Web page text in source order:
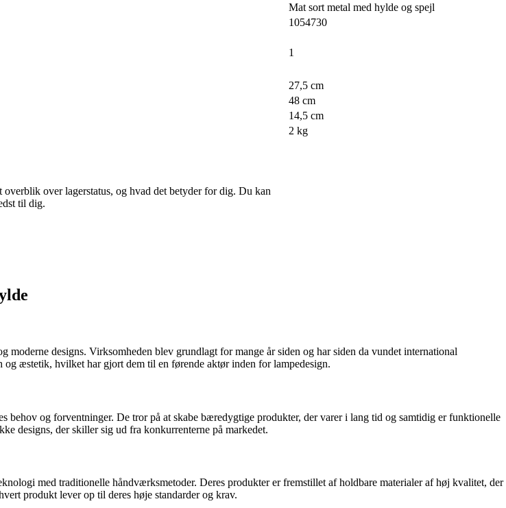
Mat sort metal med hylde og spejl
1054730
1
27,5 cm
48 cm
14,5 cm
2 kg
over lagerstatus, og hvad det betyder for dig. Du kan
til dig.
designs. Virksomheden blev grundlagt for mange år siden og har siden da vundet international
æstetik, hvilket har gjort dem til en førende aktør inden for lampedesign.
behov og forventninger. De tror på at skabe bæredygtige produkter, der varer i lang tid og samtidig er funktionelle
designs, der skiller sig ud fra konkurrenterne på markedet.
med traditionelle håndværksmetoder. Deres produkter er fremstillet af holdbare materialer af høj kvalitet, der
produkt lever op til deres høje standarder og krav.